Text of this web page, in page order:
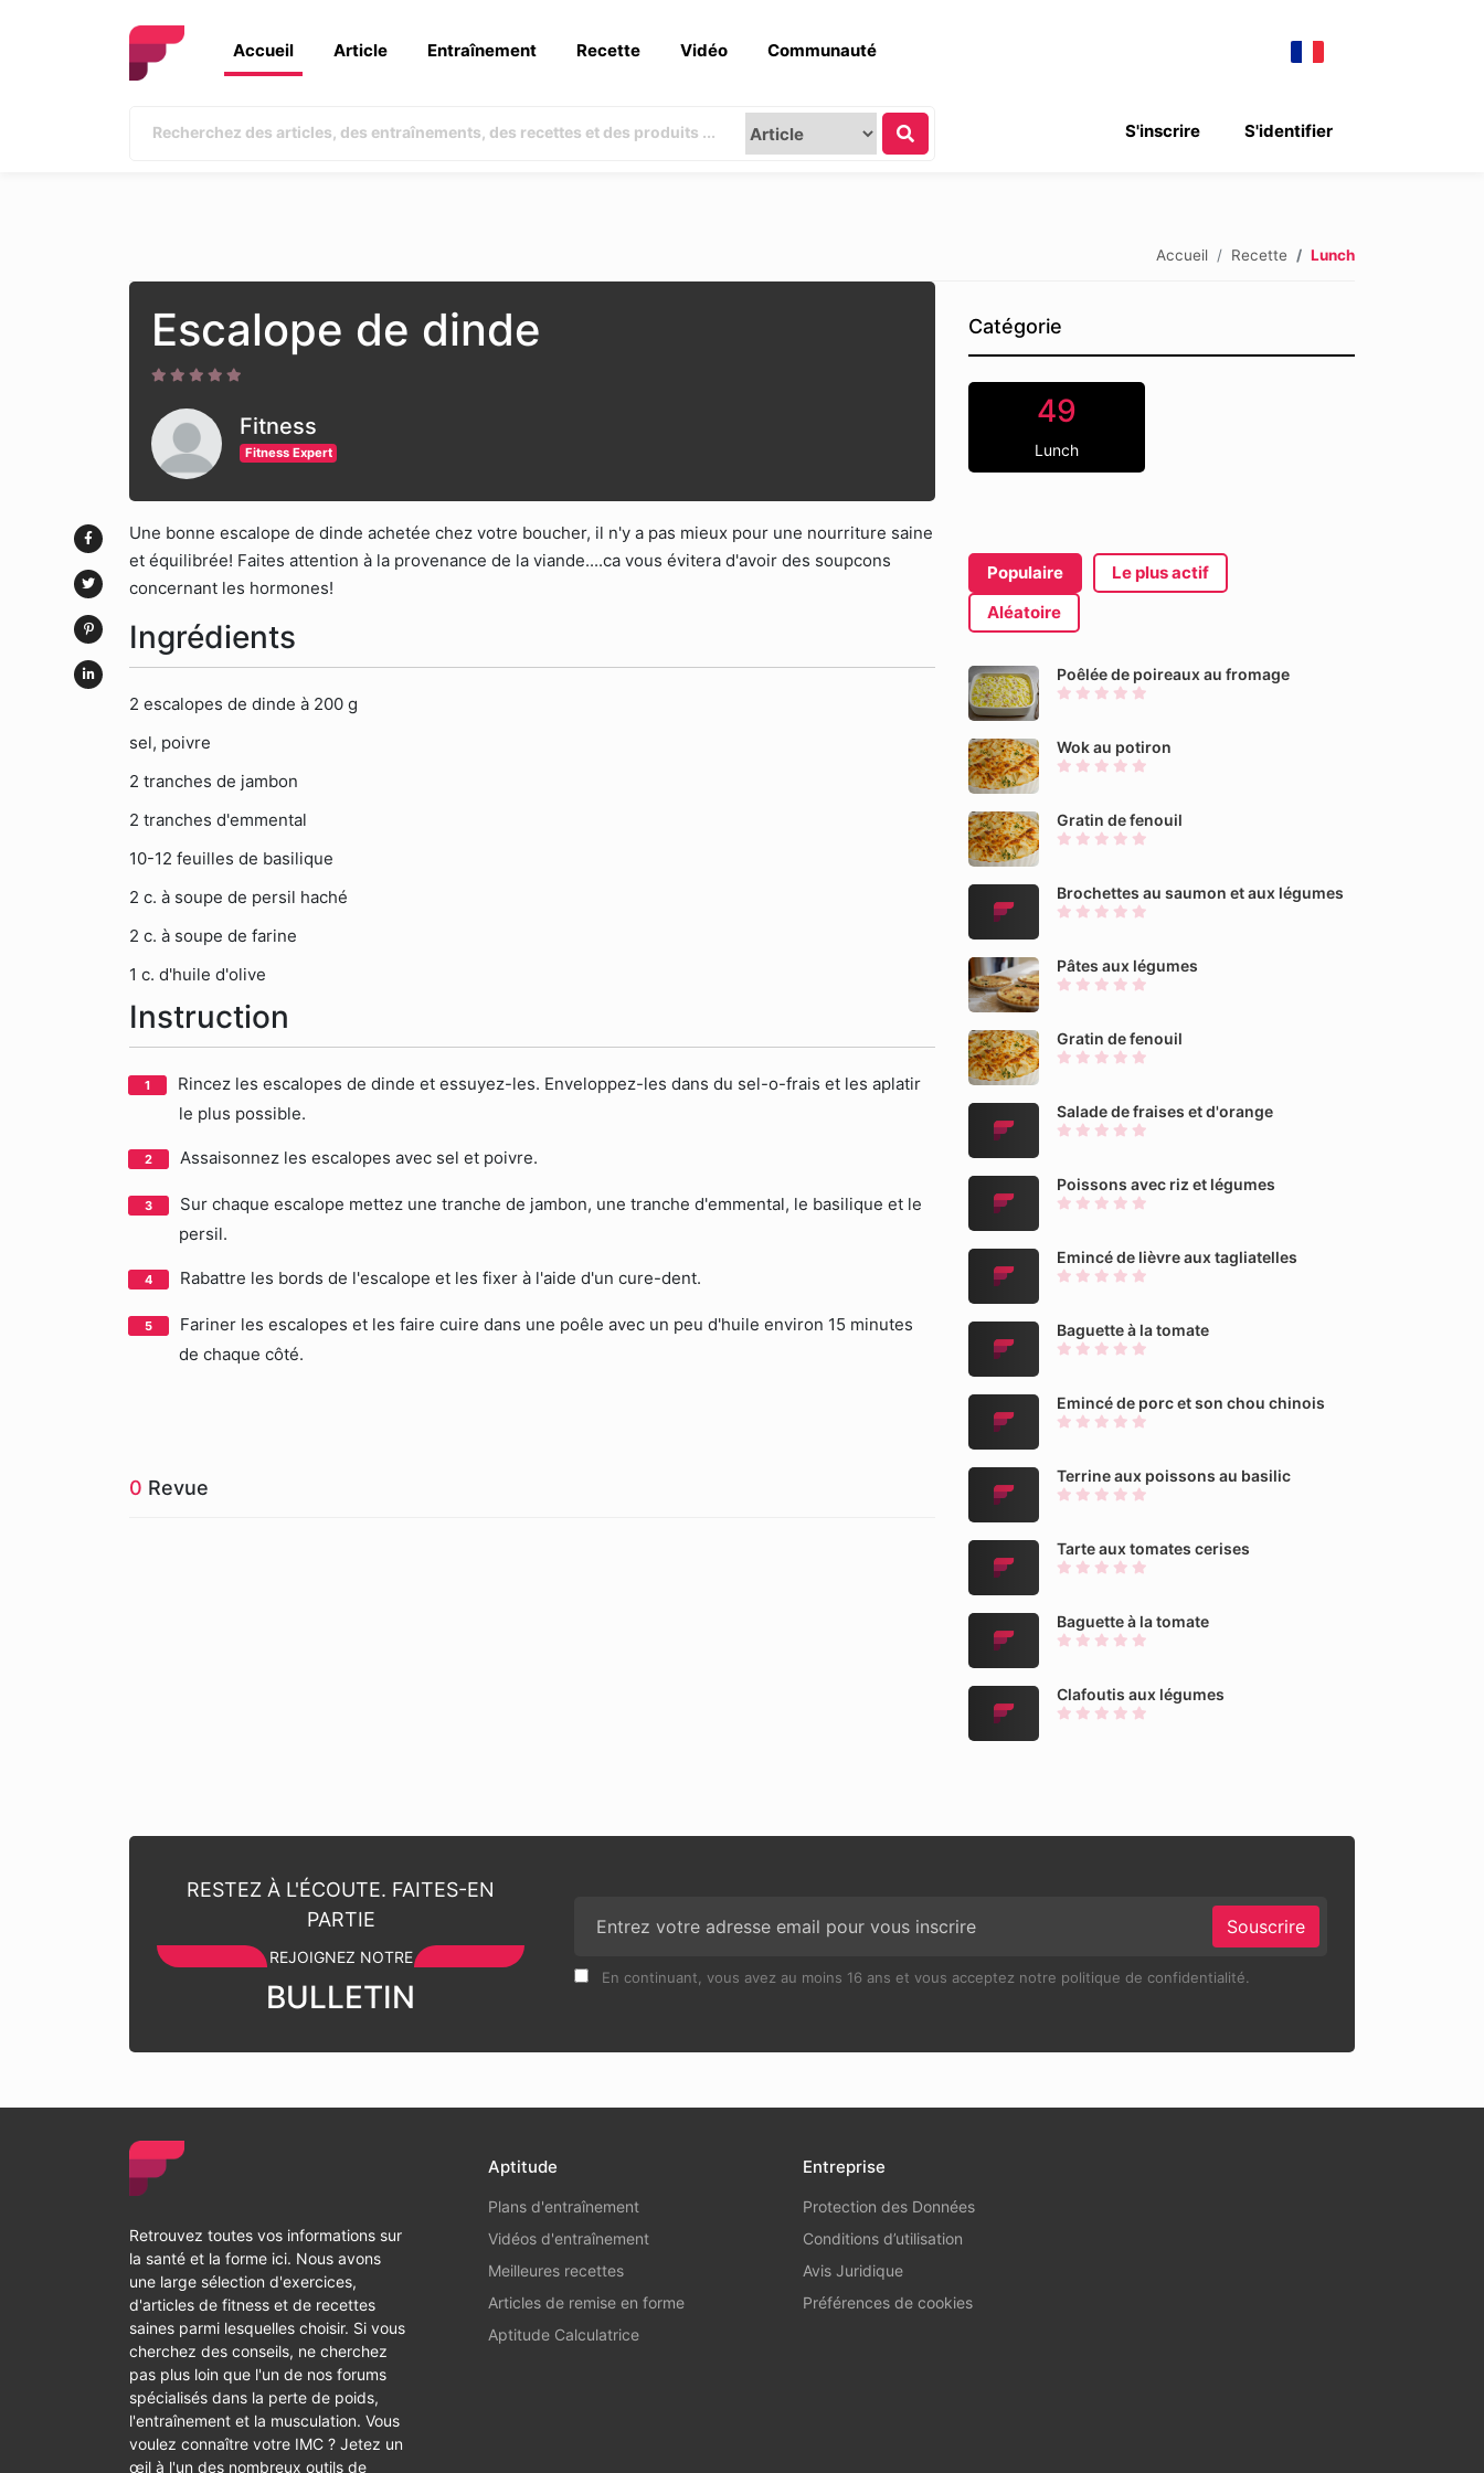
Accueil Article Entraînement Recette Vidéo Communauté
S'identifier
S'inscrire
Accueil Recette Lunch
Escalope de dinde
Fitness
Fitness Expert
Une bonne escalope de dinde achetée chez votre boucher, il n'y a pas mieux pour une nourriture saine
et équilibrée! Faites attention à la provenance de la viande....ca vous évitera d'avoir des soupcons
concernant les hormones!
Ingrédients
2 escalopes de dinde à 200 g
sel, poivre
2 tranches de jambon
2 tranches d'emmental
10-12 feuilles de basilique
2 c. à soupe de persil haché
2 c. à soupe de farine
1 c. d'huile d'olive
Instruction
Rincez les escalopes de dinde et essuyez-les. Enveloppez-les dans du sel-o-frais et les aplatir
le plus possible.
Assaisonnez les escalopes avec sel et poivre.
Sur chaque escalope mettez une tranche de jambon, une tranche d'emmental, le basilique et le
persil.
Rabattre les bords de l'escalope et les fixer à l'aide d'un cure-dent.
Fariner les escalopes et les faire cuire dans une poêle avec un peu d'huile environ 15 minutes
de chaque côté.
0 Revue
Catégorie
49
Lunch
Populaire
Le plus actif
Aléatoire
Poêlée de poireaux au fromage
Wok au potiron
Gratin de fenouil
Brochettes au saumon et aux légumes
Pâtes aux légumes
Gratin de fenouil
Salade de fraises et d'orange
Poissons avec riz et légumes
Emincé de lièvre aux tagliatelles
Baguette à la tomate
Emincé de porc et son chou chinois
Terrine aux poissons au basilic
Tarte aux tomates cerises
Baguette à la tomate
Clafoutis aux légumes
RESTEZ À L'ÉCOUTE. FAITES-EN
PARTIE
REJOIGNEZ NOTRE
BULLETIN
Souscrire
En continuant, vous avez au moins 16 ans et vous acceptez notre politique de confidentialité.
Retrouvez toutes vos informations sur
la santé et la forme ici. Nous avons
une large sélection d'exercices,
d'articles de fitness et de recettes
saines parmi lesquelles choisir. Si vous
cherchez des conseils, ne cherchez
pas plus loin que l'un de nos forums
spécialisés dans la perte de poids,
l'entraînement et la musculation. Vous
voulez connaître votre IMC ? Jetez un
œil à l'un des nombreux outils de
Aptitude
Plans d'entraînement
Vidéos d'entraînement
Meilleures recettes
Articles de remise en forme
Aptitude Calculatrice
Entreprise
Protection des Données
Conditions d’utilisation
Avis Juridique
Préférences de cookies